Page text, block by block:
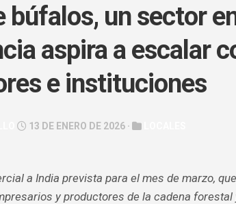
DEPORTES
GALERÍA
ARTE
&
&
BELLEZA
búfalos, un sector
aspira a escalar
e instituciones
13 DE ENERO DE 2026 ·
a India prevista para el mes de marzo,
y productores de la cadena forestal